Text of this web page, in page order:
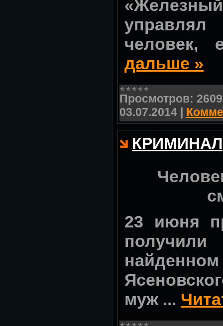
человек,
дальше »
Просмотров: 2609
03.07.2014 |
КРИМИНАЛ
23 июня
муж ...